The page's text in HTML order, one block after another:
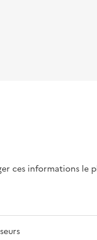
ces informations le